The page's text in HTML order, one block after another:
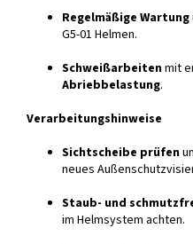
Regelmäßige Wartung
G5-01 Helmen.
Schweißarbeitenmit
Abriebbelastung.
Verarbeitungshinweise
Sichtscheibe prüfen
neues
Staub- und
im Helmsystem achten.